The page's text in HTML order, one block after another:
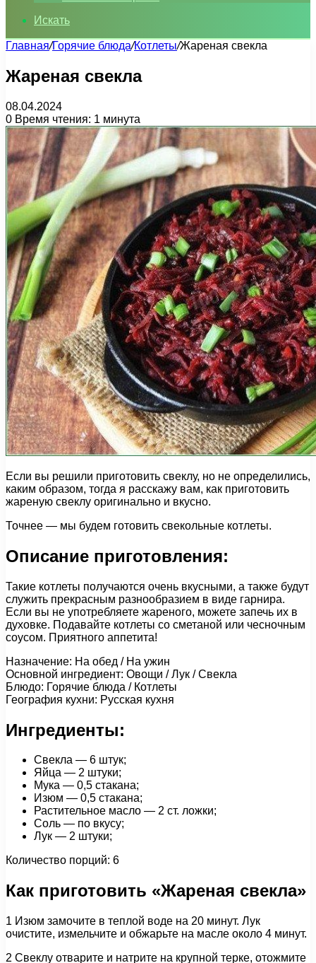
Искать
Главная/Горячие блюда/Котлеты/Жареная свекла
Жареная свекла
08.04.2024
0 Время чтения: 1 минута
Если вы решили приготовить свеклу, но не определились,
каким образом, тогда я расскажу вам, как приготовить
жареную свеклу оригинально и вкусно.
Точнее — мы будем готовить свекольные котлеты.
Описание приготовления:
Такие котлеты получаются очень вкусными, а также будут
служить прекрасным разнообразием в виде гарнира.
Если вы не употребляете жареного, можете запечь их в
духовке. Подавайте котлеты со сметаной или чесночным
соусом. Приятного аппетита!
Назначение: На обед / На ужин
Основной ингредиент: Овощи / Лук / Свекла
Блюдо: Горячие блюда / Котлеты
География кухни: Русская кухня
Ингредиенты:
Свекла — 6 штук;
Яйца — 2 штуки;
Мука — 0,5 стакана;
Изюм — 0,5 стакана;
Растительное масло — 2 ст. ложки;
Соль — по вкусу;
Лук — 2 штуки;
Количество порций: 6
Как приготовить «Жареная свекла»
1 Изюм замочите в теплой воде на 20 минут. Лук
очистите, измельчите и обжарьте на масле около 4 минут.
2 Свеклу отварите и натрите на крупной терке, отожмите